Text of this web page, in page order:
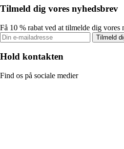
Tilmeld dig vores nyhedsbrev
Få 10 % rabat ved at tilmelde dig vores
Tilmeld
Hold kontakten
Find os på sociale medier